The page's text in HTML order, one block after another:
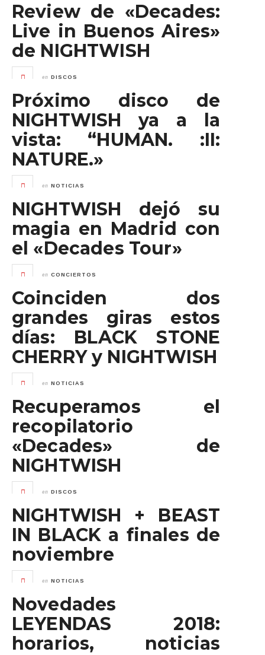
Review de «Decades:
Live in Buenos Aires»
de NIGHTWISH
en DISCOS
Próximo disco de
NIGHTWISH ya a la
vista: “HUMAN. :II:
NATURE.»
en NOTICIAS
NIGHTWISH dejó su
magia en Madrid con
el «Decades Tour»
en CONCIERTOS
Coinciden dos
grandes giras estos
días: BLACK STONE
CHERRY y NIGHTWISH
en NOTICIAS
Recuperamos el
recopilatorio
«Decades» de
NIGHTWISH
en DISCOS
NIGHTWISH + BEAST
IN BLACK a finales de
noviembre
en NOTICIAS
Novedades
LEYENDAS 2018:
horarios, noticias